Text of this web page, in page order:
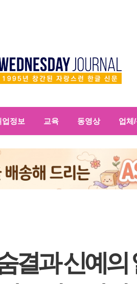
업정보 교육 동영상 업체
결과 신예의